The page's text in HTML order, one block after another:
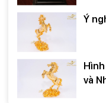
Ý
và